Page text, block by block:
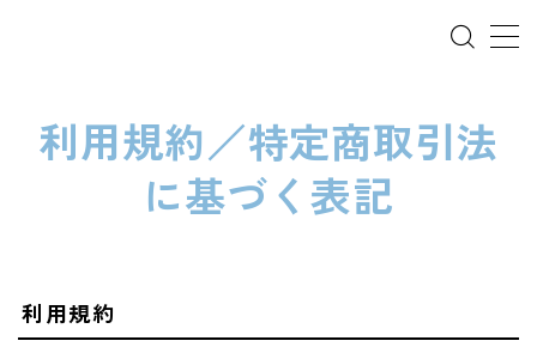
ホーム
スターターレッスン
利用規約／特定商取引法
に基づく表記
利用規約